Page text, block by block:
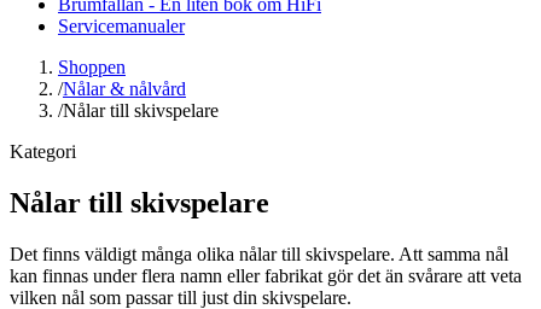
Servicemanualer
Shoppen
/Nålar & nålvård
/Nålar till skivspelare
Kategori
Nålar till skivspelare
Det finns väldigt många olika nålar till skivspelare. Att samma nål
kan finnas under flera namn eller fabrikat gör det än svårare att veta
vilken nål som passar till just din skivspelare.